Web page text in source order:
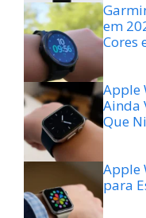
em
Cores
Apple
Ainda
Que
Apple
para